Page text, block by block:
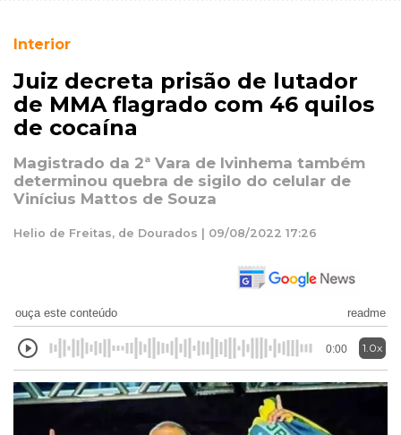
Interior
Juiz decreta prisão de lutador
de MMA flagrado com 46 quilos
de cocaína
Magistrado da 2ª Vara de Ivinhema também
determinou quebra de sigilo do celular de
Vinícius Mattos de Souza
Helio de Freitas, de Dourados | 09/08/2022 17:26
ouça este conteúdo readme
0:00 1.0x